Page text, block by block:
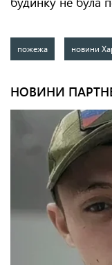
пожежа новини